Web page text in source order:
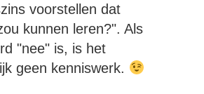
voorstellen dat
kunnen leren?". Als
"nee" is, is het
geen kenniswerk.